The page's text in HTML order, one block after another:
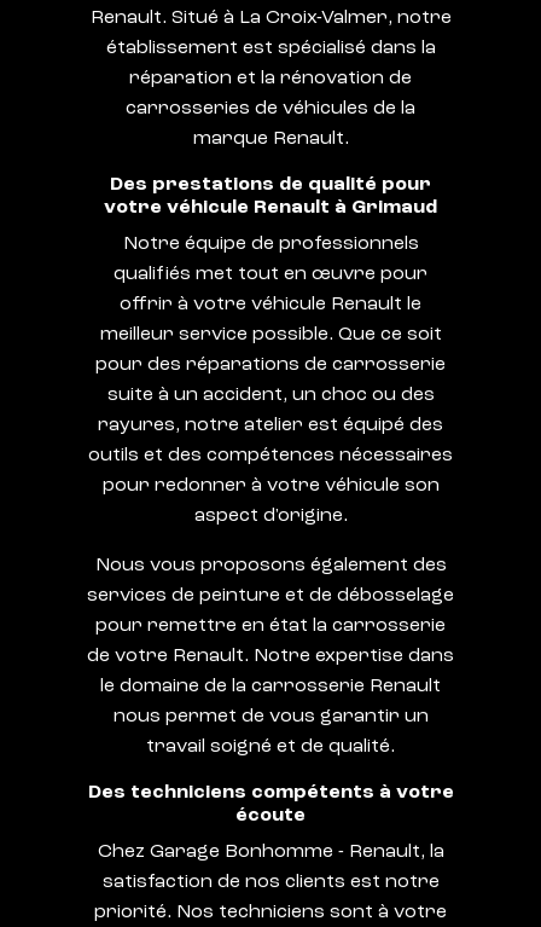
Renault. Situé à La Croix-Valmer, notre
établissement est spécialisé dans la
réparation et la rénovation de
carrosseries de véhicules de la
marque Renault.
Des prestations de qualité pour
votre véhicule Renault à Grimaud
Notre équipe de professionnels
qualifiés met tout en œuvre pour
offrir à votre véhicule Renault le
meilleur service possible. Que ce soit
pour des réparations de carrosserie
suite à un accident, un choc ou des
rayures, notre atelier est équipé des
outils et des compétences nécessaires
pour redonner à votre véhicule son
aspect d'origine.
Nous vous proposons également des
services de peinture et de débosselage
pour remettre en état la carrosserie
de votre Renault. Notre expertise dans
le domaine de la carrosserie Renault
nous permet de vous garantir un
travail soigné et de qualité.
Des techniciens compétents à votre
écoute
Chez Garage Bonhomme - Renault, la
satisfaction de nos clients est notre
priorité. Nos techniciens sont à votre